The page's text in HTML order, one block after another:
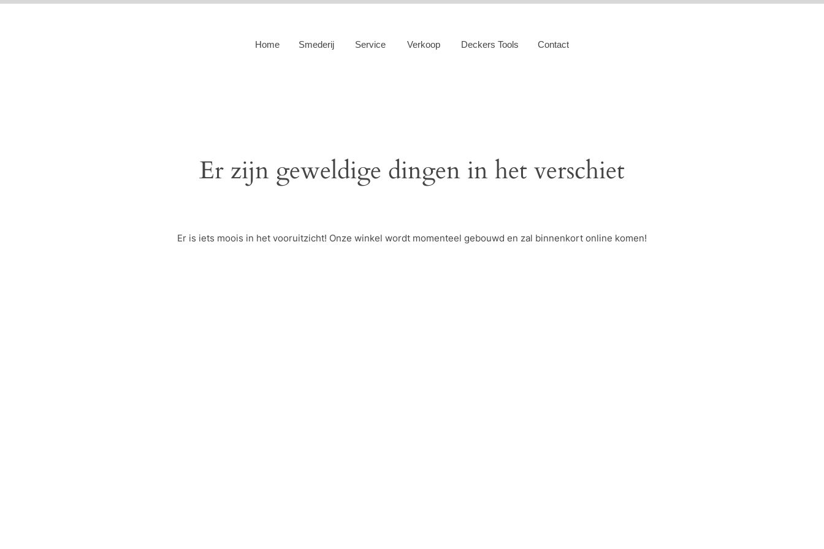
Home Smederij Service Verkoop Deckers Tools Contact
Er zijn geweldige dingen in het verschiet
Er is iets moois in het vooruitzicht! Onze winkel wordt momenteel gebouwd en zal binnenkort online komen!